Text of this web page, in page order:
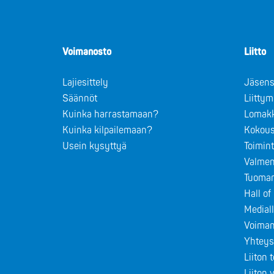
Voimanosto
Lajiesittely
Säännöt
Kuinka harrastamaan?
Kuinka kilpailemaan?
Usein kysyttyä
Liitto
Hall of
Liiton